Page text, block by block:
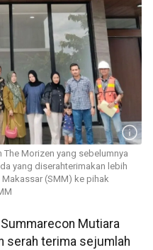
The Morizen yang sebelumnya
yang diserahterimakan lebih
(SMM) ke pihak
Mutiara
serah terima sejumlah